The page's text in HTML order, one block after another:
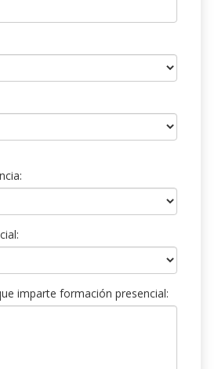
imparte formación presencial: